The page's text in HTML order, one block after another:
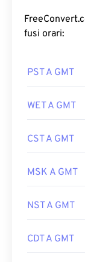
fusi orari:
PST A GMT
WET A GMT
CST A GMT
MSK A GMT
NST A GMT
CDT A GMT